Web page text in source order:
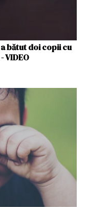
bătut doi copii cu
VIDEO